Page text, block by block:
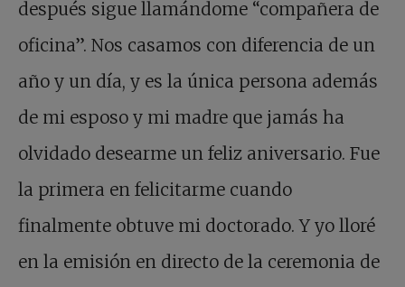
después sigue llamándome “compañera de
oficina”. Nos casamos con diferencia de un
año y un día, y es la única persona además
de mi esposo y mi madre que jamás ha
olvidado desearme un feliz aniversario. Fue
la primera en felicitarme cuando
finalmente obtuve mi doctorado. Y yo lloré
en la emisión en directo de la ceremonia de